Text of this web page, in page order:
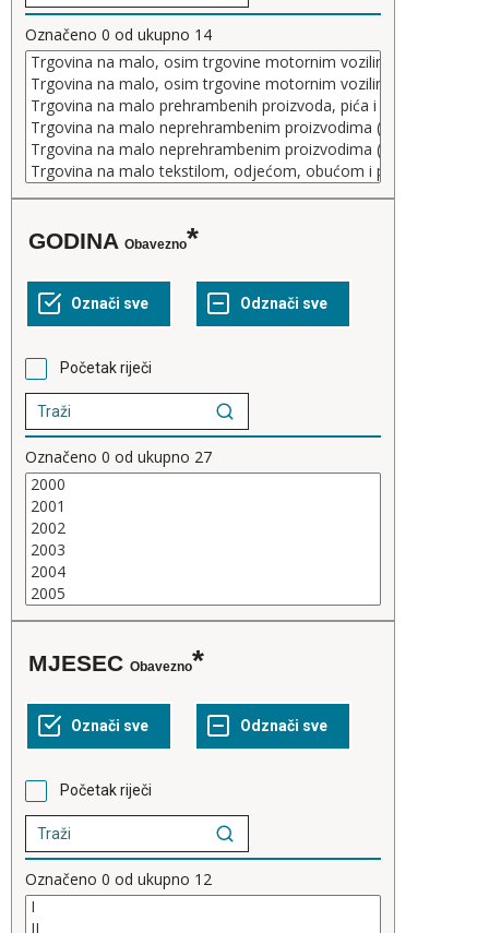
Označeno 0 od ukupno 14
GODINA Obavezno
Početak riječi
Označeno 0 od ukupno 27
MJESEC Obavezno
Početak riječi
Označeno 0 od ukupno 12